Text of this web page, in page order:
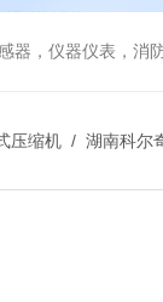
器，仪器仪表，消
压缩机 / 湖南科尔